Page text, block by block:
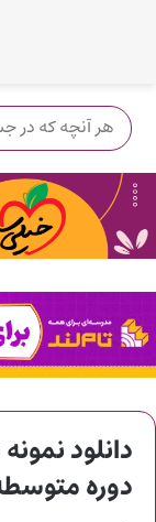
دانلود
دوره متوسطه